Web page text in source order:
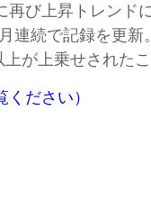
再び上昇トレンド
連続で記録を更新
が上乗せされた
ださい）